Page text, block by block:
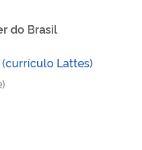
do Brasil
(currículo Lattes)
)